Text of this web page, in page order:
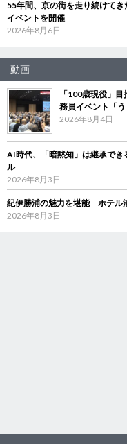
55年間、京の街を走り続けて
イベントを開催
2026年8月6日
動画
「100歳現役」
務員イベント「う
2026年8月4日
AI時代、「暗黙知」は継承で
ル
2026年8月3日
紀伊勝浦の魅力を堪能 ホテル
2026年8月3日